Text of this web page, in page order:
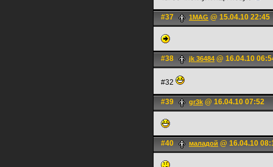
#37 1MAG @ 15.04.10 22:45
#38 jk 36484 @ 16.04.10
#32
#39 gr3k @ 16.04.10 07:52
#40 маладой @ 16.04.10